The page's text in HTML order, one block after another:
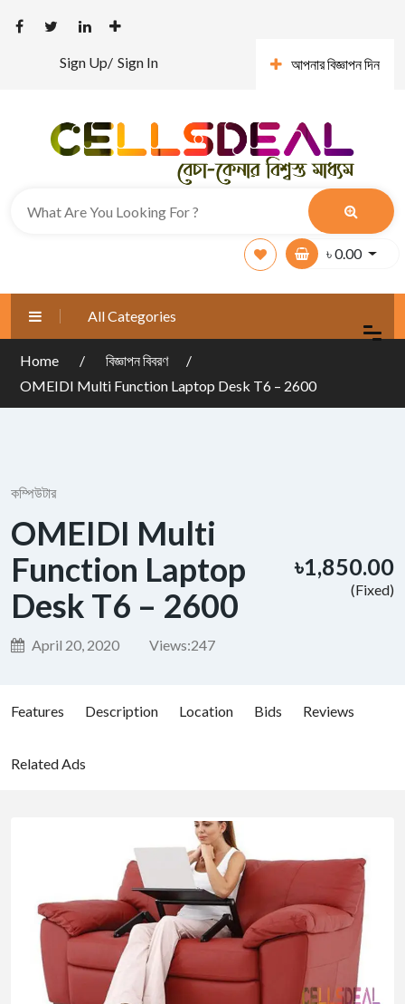
Sign Up/ Sign In আপনার বিজ্ঞাপন দিন
৳0.00
All Categories
Home
বিজ্ঞাপন বিবরণ
OMEIDI Multi Function Laptop Desk T6 – 2600
কম্পিউটার
OMEIDI Multi
Function Laptop
Desk T6 – 2600
April 20, 2020 Views:247
৳1,850.00
(Fixed)
Features Description Location Bids Reviews
Related Ads